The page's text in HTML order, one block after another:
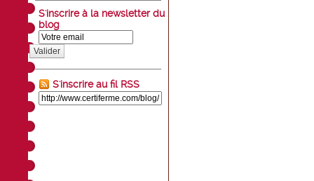
S'inscrire à la newsletter du
blog
Valider
S'inscrire au fil RSS